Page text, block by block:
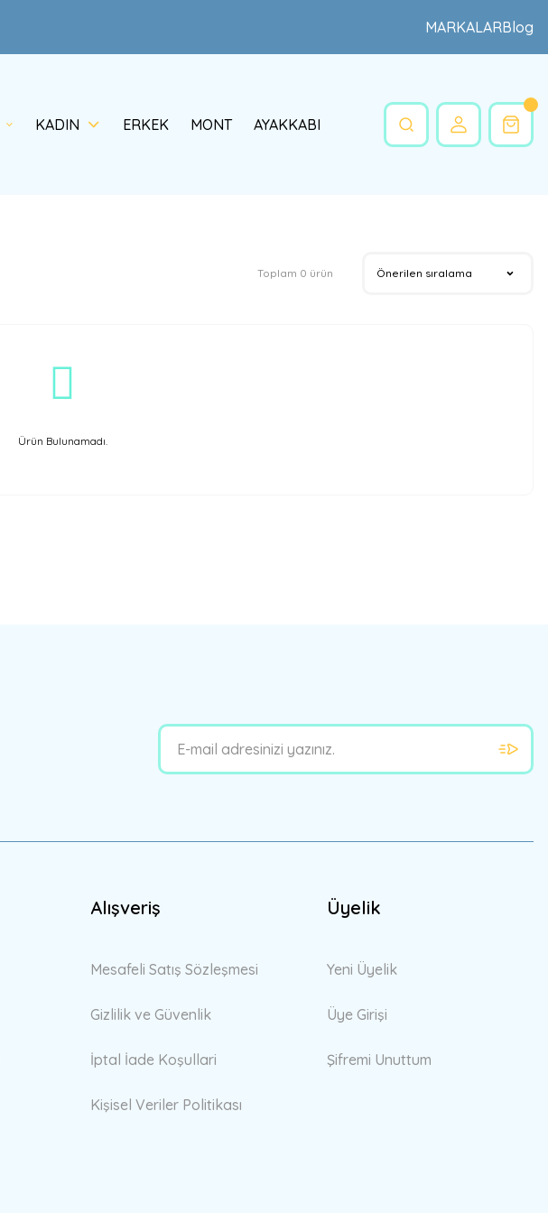
MARKALARBlog
KADIN ERKEK MONT AYAKKABI
Toplam 0 ürün
Ürün Bulunamadı.
Alışveriş
Mesafeli Satış Sözleşmesi
Gizlilik ve Güvenlik
İptal İade Koşullari
Kişisel Veriler Politikası
Üyelik
Yeni Üyelik
Üye Girişi
Şifremi Unuttum